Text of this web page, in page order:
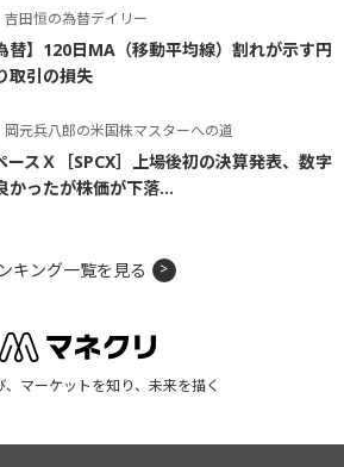
吉田恒の為替デイリー
替】120日MA（移動平均線）割れが示す円
取引の損失
岡元兵八郎の米国株マスターへの道
ースＸ［SPCX］上場後初の決算発表、数字
かったが株価が下落...
キング一覧を見る
、マーケットを知り、未来を描く